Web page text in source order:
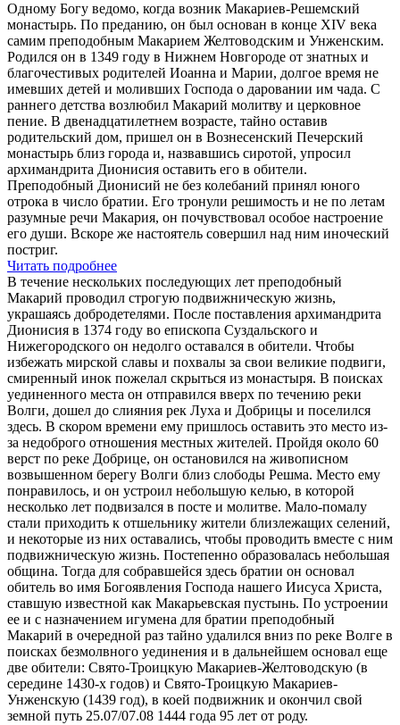
Одному Богу ведомо, когда возник Макариев-Решемский
монастырь. По преданию, он был основан в конце ХIV века
самим преподобным Макарием Желтоводским и Унженским.
Родился он в 1349 году в Нижнем Новгороде от знатных и
благочестивых родителей Иоанна и Марии, долгое время не
имевших детей и моливших Господа о даровании им чада. С
раннего детства возлюбил Макарий молитву и церковное
пение. В двенадцатилетнем возрасте, тайно оставив
родительский дом, пришел он в Вознесенский Печерский
монастырь близ города и, назвавшись сиротой, упросил
архимандрита Дионисия оставить его в обители.
Преподобный Дионисий не без колебаний принял юного
отрока в число братии. Его тронули решимость и не по летам
разумные речи Макария, он почувствовал особое настроение
его души. Вскоре же настоятель совершил над ним иноческий
постриг.
Читать подробнее
В течение нескольких последующих лет преподобный
Макарий проводил строгую подвижническую жизнь,
украшаясь добродетелями. После поставления архимандрита
Дионисия в 1374 году во епископа Суздальского и
Нижегородского он недолго оставался в обители. Чтобы
избежать мирской славы и похвалы за свои великие подвиги,
смиренный инок пожелал скрыться из монастыря. В поисках
уединенного места он отправился вверх по течению реки
Волги, дошел до слияния рек Луха и Добрицы и поселился
здесь. В скором времени ему пришлось оставить это место из-
за недоброго отношения местных жителей. Пройдя около 60
верст по реке Добрице, он остановился на живописном
возвышенном берегу Волги близ слободы Решма. Место ему
понравилось, и он устроил небольшую келью, в которой
несколько лет подвизался в посте и молитве. Мало-помалу
стали приходить к отшельнику жители близлежащих селений,
и некоторые из них оставались, чтобы проводить вместе с ним
подвижническую жизнь. Постепенно образовалась небольшая
община. Тогда для собравшейся здесь братии он основал
обитель во имя Богоявления Господа нашего Иисуса Христа,
ставшую известной как Макарьевская пустынь. По устроении
ее и с назначением игумена для братии преподобный
Макарий в очередной раз тайно удалился вниз по реке Волге в
поисках безмолвного уединения и в дальнейшем основал еще
две обители: Свято-Троицкую Макариев-Желтоводскую (в
середине 1430-х годов) и Свято-Троицкую Макариев-
Унженскую (1439 год), в коей подвижник и окончил свой
земной путь 25.07/07.08 1444 года 95 лет от роду.